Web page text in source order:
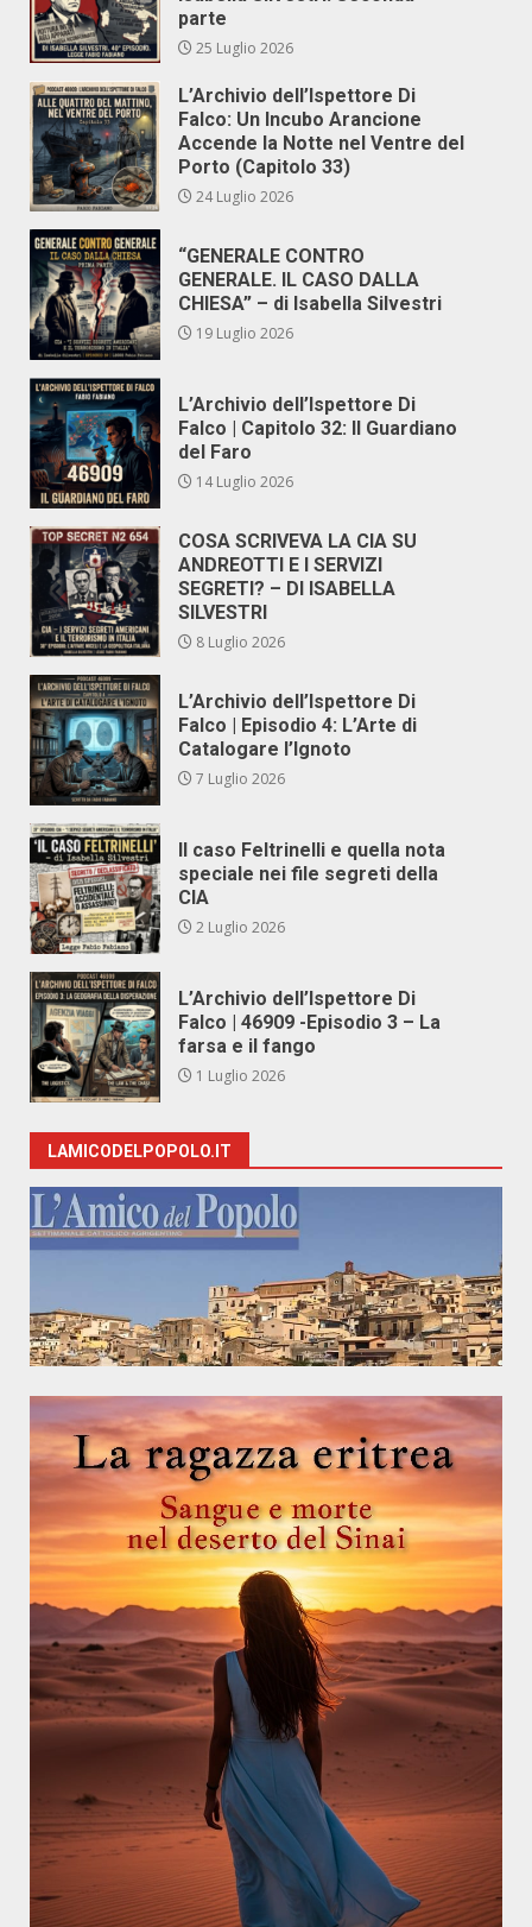
parte
25 Luglio 2026
L’Archivio dell’Ispettore Di
Falco: Un Incubo Arancione
Accende la Notte nel Ventre del
Porto (Capitolo 33)
24 Luglio 2026
“GENERALE CONTRO
GENERALE. IL CASO DALLA
CHIESA” – di Isabella Silvestri
19 Luglio 2026
L’Archivio dell’Ispettore Di
Falco | Capitolo 32: Il Guardiano
del Faro
14 Luglio 2026
COSA SCRIVEVA LA CIA SU
ANDREOTTI E I SERVIZI
SEGRETI? – DI ISABELLA
SILVESTRI
8 Luglio 2026
L’Archivio dell’Ispettore Di
Falco | Episodio 4: L’Arte di
Catalogare l’Ignoto
7 Luglio 2026
Il caso Feltrinelli e quella nota
speciale nei file segreti della
CIA
2 Luglio 2026
L’Archivio dell’Ispettore Di
Falco | 46909 -Episodio 3 – La
farsa e il fango
1 Luglio 2026
LAMICODELPOPOLO.IT